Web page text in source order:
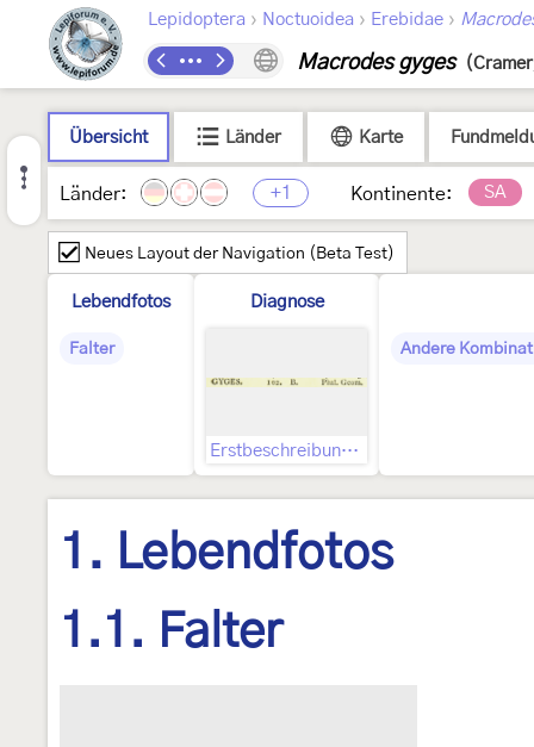
Lepidoptera › Noctuoidea › Erebidae ›
Macrodes gyges
Übersicht Länder Karte
Länder: +1 Kontinente: SA
Neues Layout der Navigation (Beta Test)
Lebendfotos
Falter
Diagnose
Erstbeschreibung, darin indizierte Abbildung und Text zu dieser
Andere
1. Lebendfotos
1.1. Falter